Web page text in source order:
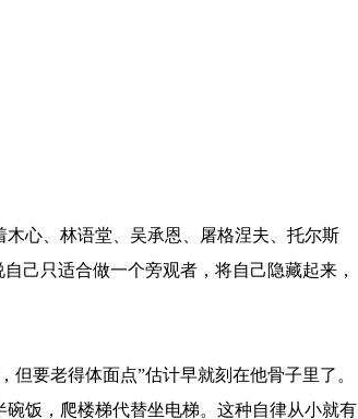
心、林语堂、吴承恩、屠格涅夫、托尔斯
己只适合做一个旁观者，将自己隐藏起来，
要老得体面点”估计早就刻在他骨子里了。
饭，爬楼梯代替坐电梯。这种自律从小就有